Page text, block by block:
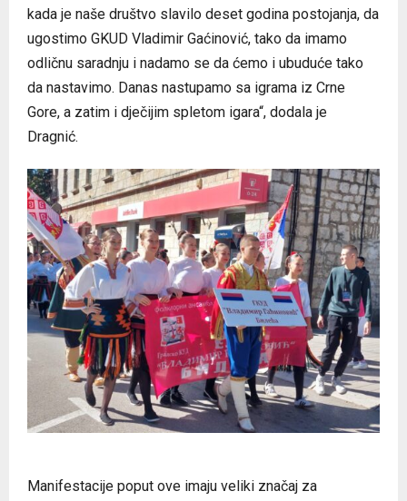
kada je naše društvo slavilo deset godina postojanja, da
ugostimo GKUD Vladimir Gaćinović, tako da imamo
odličnu saradnju i nadamo se da ćemo i ubuduće tako
da nastavimo. Danas nastupamo sa igrama iz Crne
Gore, a zatim i dječijim spletom igara“, dodala je
Dragnić.
Manifestacije poput ove imaju veliki značaj za